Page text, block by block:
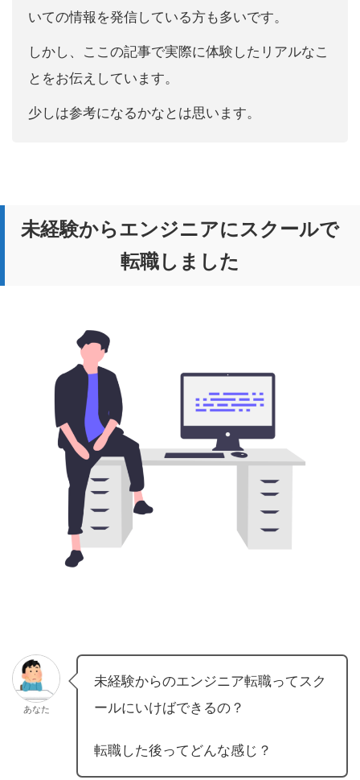
いての情報を発信している方も多いです。
しかし、ここの記事で実際に体験したリアルなこ
とをお伝えしています。
少しは参考になるかなとは思います。
未経験からエンジニアにスクールで
転職しました
あなた
未経験からのエンジニア転職ってスク
ールにいけばできるの？
転職した後ってどんな感じ？